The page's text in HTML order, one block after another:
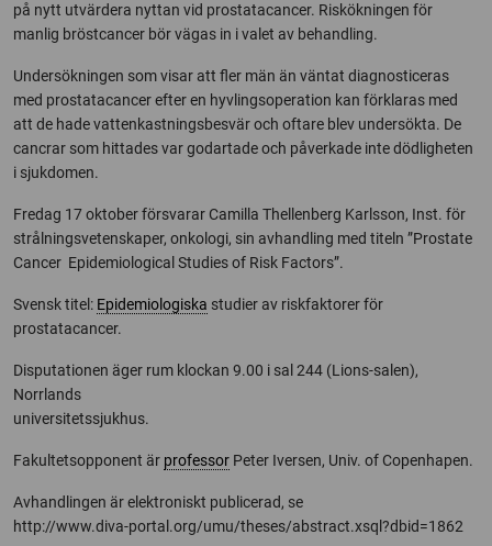
på nytt utvärdera nyttan vid prostatacancer. Riskökningen för
manlig bröstcancer bör vägas in i valet av behandling.
Undersökningen som visar att fler män än väntat diagnosticeras
med prostatacancer efter en hyvlingsoperation kan förklaras med
att de hade vattenkastningsbesvär och oftare blev undersökta. De
cancrar som hittades var godartade och påverkade inte dödligheten
i sjukdomen.
Fredag 17 oktober försvarar Camilla Thellenberg Karlsson, Inst. för
strålningsvetenskaper, onkologi, sin avhandling med titeln ”Prostate
Cancer Epidemiological Studies of Risk Factors”.
Svensk titel: Epidemiologiska studier av riskfaktorer för
prostatacancer.
Disputationen äger rum klockan 9.00 i sal 244 (Lions-salen),
Norrlands
universitetssjukhus.
Fakultetsopponent är professor Peter Iversen, Univ. of Copenhapen.
Avhandlingen är elektroniskt publicerad, se
http://www.diva-portal.org/umu/theses/abstract.xsql?dbid=1862